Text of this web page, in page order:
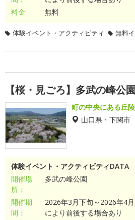
料金:
無料
体験イベント・アクティビティ 無料
【桜・見ごろ】多武の峰公園
町の中央にある丘
山口県・下関市
体験イベント・アクティビティDATA
開催場
所：
多武の峰公園
開催期
間：
2026年3月下旬～2026年4
により前後する場合あり